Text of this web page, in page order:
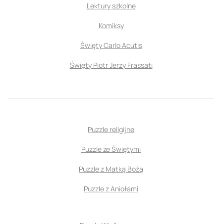
Lektury szkolne
Komiksy
Święty Carlo Acutis
Święty Piotr Jerzy Frassati
Puzzle religijne
Puzzle ze Świętymi
Puzzle z Matką Bożą
Puzzle z Aniołami